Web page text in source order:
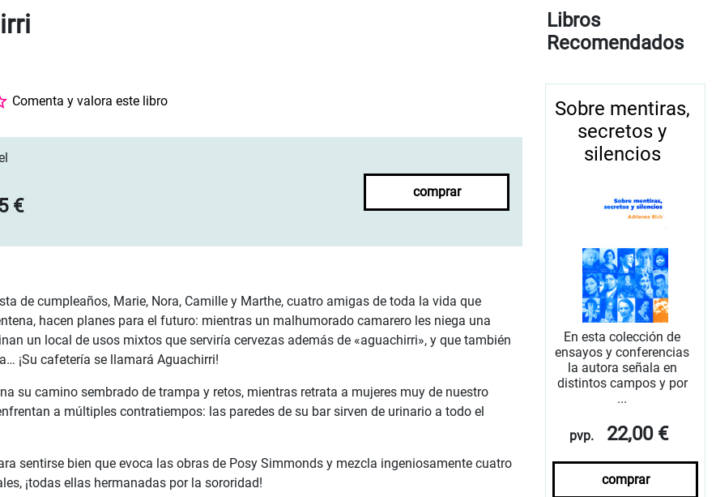
Comenta y valora este libro
€
comprar
de cumpleaños, Marie, Nora, Camille y Marthe, cuatro amigas de toda la vida que
hacen planes para el futuro: mientras un malhumorado camarero les niega una
un local de usos mixtos que serviría cervezas además de «aguachirri», y que también
¡Su cafetería se llamará Aguachirri!
su camino sembrado de trampa y retos, mientras retrata a mujeres muy de nuestro
a múltiples contratiempos: las paredes de su bar sirven de urinario a todo el
sentirse bien que evoca las obras de Posy Simmonds y mezcla ingeniosamente cuatro
¡todas ellas hermanadas por la sororidad!
Libros
Recomendados
Sobre mentiras,
secretos y
silencios
En esta colección de
ensayos y conferencias
la autora señala en
distintos campos y por
...
pvp. 22,00 €
comprar